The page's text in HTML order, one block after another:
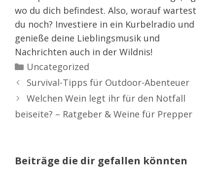
wo du dich befindest. Also, worauf wartest
du noch? Investiere in ein Kurbelradio und
genieße deine Lieblingsmusik und
Nachrichten auch in der Wildnis!
Kategorien
Uncategorized
Survival-Tipps für Outdoor-Abenteuer
Welchen Wein legt ihr für den Notfall
beiseite? – Ratgeber & Weine für Prepper
Beiträge die dir gefallen könnten